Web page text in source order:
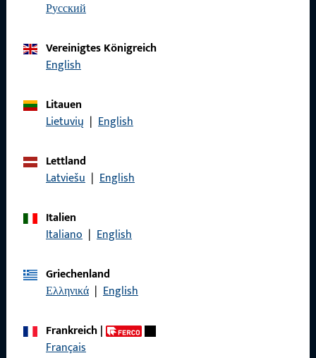
zuverlässig.
Kontaktieren Sie uns
русский
Vereinigtes Königreich
English
Litauen
Lietuvių | English
Lettland
Latviešu | English
Italien
Italiano | English
Griechenland
Ελληνικά | English
Frankreich|
Français
Allgemeines
Datenschutz